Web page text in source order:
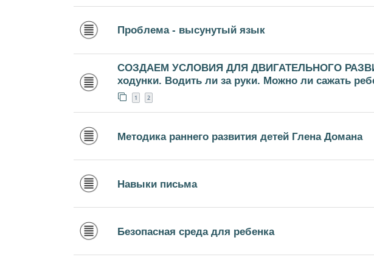
Проблема - высунутый язык
СОЗДАЕМ УСЛОВИЯ ДЛЯ ДВИГАТЕЛЬНОГО
ходунки. Водить ли за руки. Можно ли сажать
1 2
Методика раннего развития детей Глена Домана
Навыки письма
Безопасная среда для ребенка